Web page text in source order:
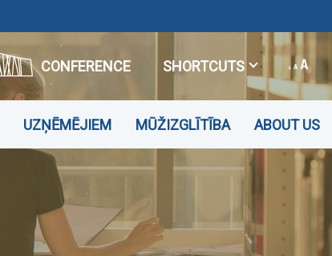
CONFERENCE SHORTCUTS
UZŅĒMĒJIEM MŪŽIZGLĪTĪBA ABOUT US